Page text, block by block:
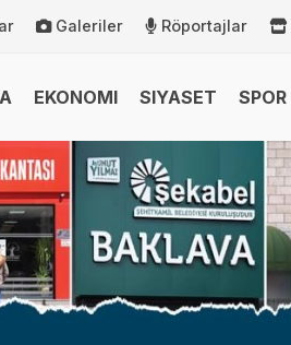
Galeriler Röportajlar
EKONOMI SIYASET SPOR